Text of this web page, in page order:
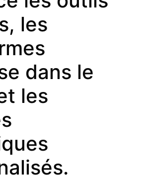
les
dans le
les